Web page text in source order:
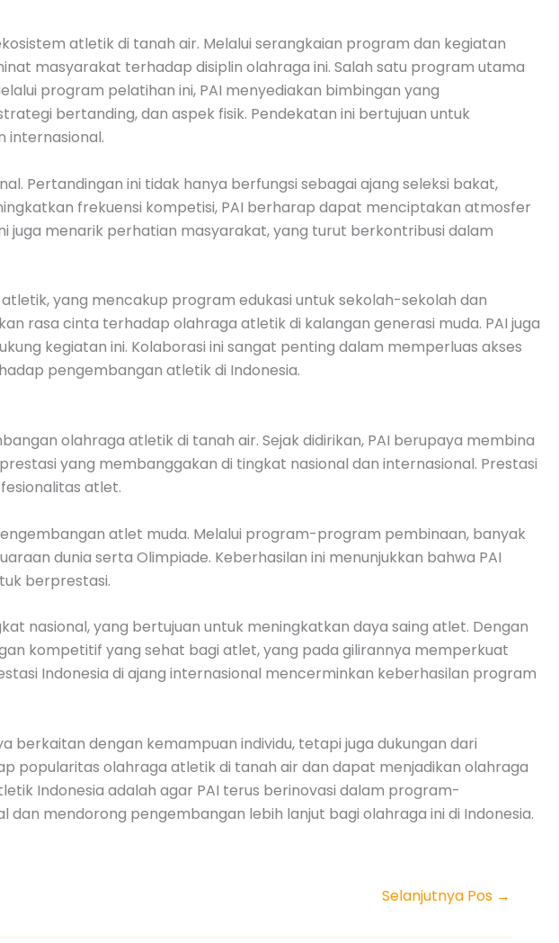
atletik di tanah air. Melalui serangkaian program dan kegiatan
masyarakat terhadap disiplin olahraga ini. Salah satu program utama
program pelatihan ini, PAI menyediakan bimbingan yang
bertanding, dan aspek fisik. Pendekatan ini bertujuan untuk
internasional.
Pertandingan ini tidak hanya berfungsi sebagai ajang seleksi bakat,
frekuensi kompetisi, PAI berharap dapat menciptakan atmosfer
juga menarik perhatian masyarakat, yang turut berkontribusi dalam
yang mencakup program edukasi untuk sekolah-sekolah dan
rasa cinta terhadap olahraga atletik di kalangan generasi muda. PAI juga
kegiatan ini. Kolaborasi ini sangat penting dalam memperluas akses
pengembangan atletik di Indonesia.
olahraga atletik di tanah air. Sejak didirikan, PAI berupaya membina
yang membanggakan di tingkat nasional dan internasional. Prestasi
atlet.
atlet muda. Melalui program-program pembinaan, banyak
dunia serta Olimpiade. Keberhasilan ini menunjukkan bahwa PAI
berprestasi.
nasional, yang bertujuan untuk meningkatkan daya saing atlet. Dengan
kompetitif yang sehat bagi atlet, yang pada gilirannya memperkuat
Indonesia di ajang internasional mencerminkan keberhasilan program
dengan kemampuan individu, tetapi juga dukungan dari
popularitas olahraga atletik di tanah air dan dapat menjadikan olahraga
Indonesia adalah agar PAI terus berinovasi dalam program-
mendorong pengembangan lebih lanjut bagi olahraga ini di Indonesia.
Selanjutnya Pos →